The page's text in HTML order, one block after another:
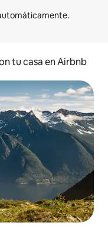
tu casa en Airbnb